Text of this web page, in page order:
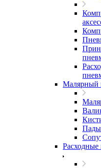
Малярный
Расходные